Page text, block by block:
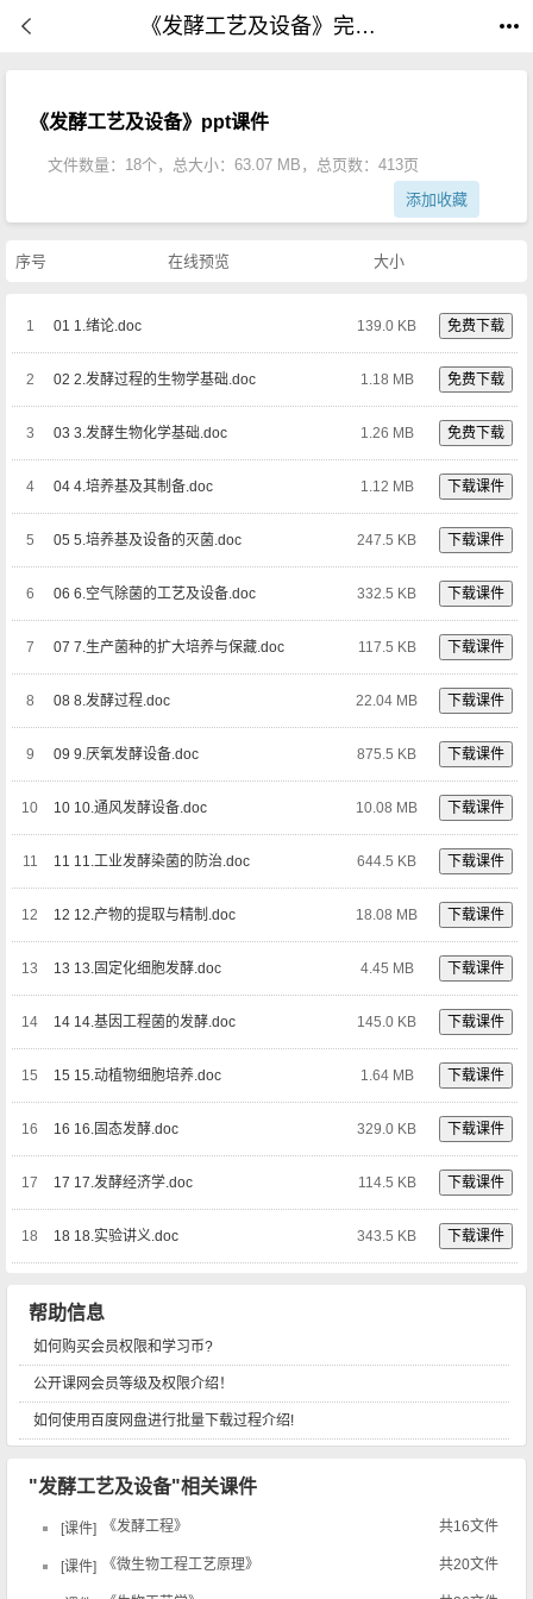
《发酵工艺及设备》完整教学课件(全套共18个文件413页)|PPT课件下载
《发酵工艺及设备》ppt课件
文件数量：18个，总大小：63.07 MB，总页数：413页
添加收藏
序号 在线预览 大小
1 01 1.绪论.doc 139.0 KB 免费下载
2 02 2.发酵过程的生物学基础.doc 1.18 MB 免费下载
3 03 3.发酵生物化学基础.doc 1.26 MB 免费下载
4 04 4.培养基及其制备.doc 1.12 MB 下载课件
5 05 5.培养基及设备的灭菌.doc 247.5 KB 下载课件
6 06 6.空气除菌的工艺及设备.doc 332.5 KB 下载课件
7 07 7.生产菌种的扩大培养与保藏.doc 117.5 KB 下载课件
8 08 8.发酵过程.doc 22.04 MB 下载课件
9 09 9.厌氧发酵设备.doc 875.5 KB 下载课件
10 10 10.通风发酵设备.doc 10.08 MB 下载课件
11 11 11.工业发酵染菌的防治.doc 644.5 KB 下载课件
12 12 12.产物的提取与精制.doc 18.08 MB 下载课件
13 13 13.固定化细胞发酵.doc 4.45 MB 下载课件
14 14 14.基因工程菌的发酵.doc 145.0 KB 下载课件
15 15 15.动植物细胞培养.doc 1.64 MB 下载课件
16 16 16.固态发酵.doc 329.0 KB 下载课件
17 17 17.发酵经济学.doc 114.5 KB 下载课件
18 18 18.实验讲义.doc 343.5 KB 下载课件
帮助信息
如何购买会员权限和学习币?
公开课网会员等级及权限介绍！
如何使用百度网盘进行批量下载过程介绍!
"发酵工艺及设备"相关课件
课件 《发酵工程》 共16文件
课件 《微生物工程工艺原理》 共20文件